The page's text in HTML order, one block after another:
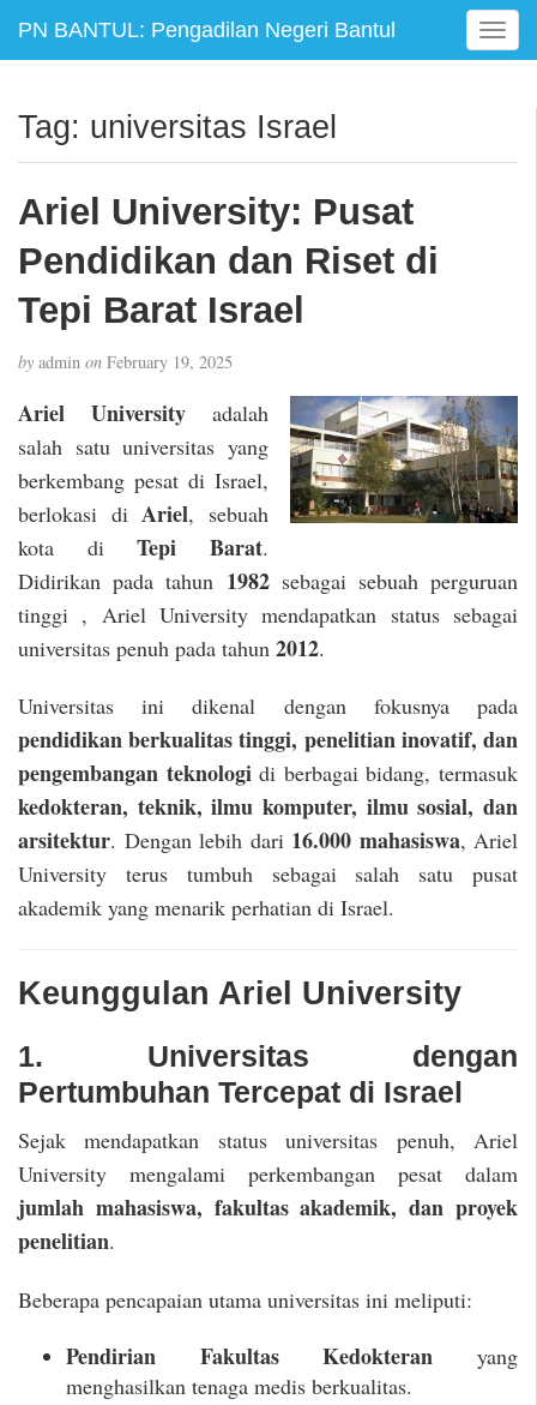
PN BANTUL: Pengadilan Negeri Bantul
T
o
e
o
n
Tag: universitas Israel
Ariel University: Pusat
Pendidikan dan Riset di
Tepi Barat Israel
by admin on February 19, 2025
Ariel Universityadalah
salah satu universitas yang
berkembang pesat di Israel,
berlokasi di Ariel, sebuah
kota di Tepi Barat.
Didirikan pada tahun 1982sebagai sebuah perguruan
tinggi , Ariel University mendapatkan status sebagai
universitas penuh pada tahun 2012.
Universitas ini dikenal dengan fokusnya pada
pendidikan berkualitas tinggi, penelitian inovatif, dan
pengembangan teknologidi berbagai bidang, termasuk
kedokteran, teknik, ilmu komputer, ilmu sosial, dan
arsitektur. Dengan lebih dari 16.000 mahasiswa, Ariel
University terus tumbuh sebagai salah satu pusat
akademik yang menarik perhatian di Israel.
Keunggulan Ariel University
1. Universitas dengan
Pertumbuhan Tercepat di Israel
Sejak mendapatkan status universitas penuh, Ariel
University mengalami perkembangan pesat dalam
jumlah mahasiswa, fakultas akademik, dan proyek
penelitian.
Beberapa pencapaian utama universitas ini meliputi:
Pendirian Fakultas Kedokteran yang
menghasilkan tenaga medis berkualitas.